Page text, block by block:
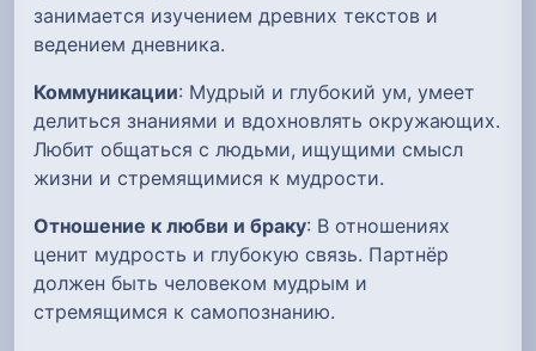
занимается изучением древних текстов и
ведением дневника.
Коммуникации: Мудрый и глубокий ум, умеет
делиться знаниями и вдохновлять окружающих.
Любит общаться с людьми, ищущими смысл
жизни и стремящимися к мудрости.
Отношение к любви и браку: В отношениях
ценит мудрость и глубокую связь. Партнёр
должен быть человеком мудрым и
стремящимся к самопознанию.